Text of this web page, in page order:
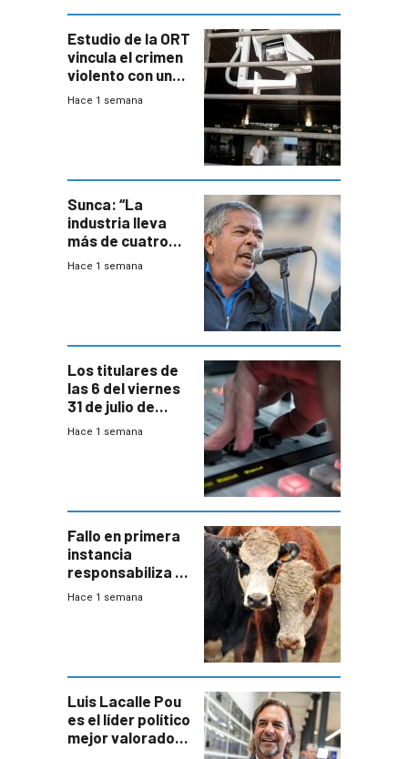
Estudio de la ORT
vincula el crimen
violento con una
menor creación
Hace 1 semana
Sunca: “La
industria lleva
más de cuatro
meses sin
Hace 1 semana
Los titulares de
las 6 del viernes
31 de julio de
2026
Hace 1 semana
Fallo en primera
instancia
responsabiliza al
Estado por falta
Hace 1 semana
Luis Lacalle Pou
es el líder político
mejor valorado
del país, según